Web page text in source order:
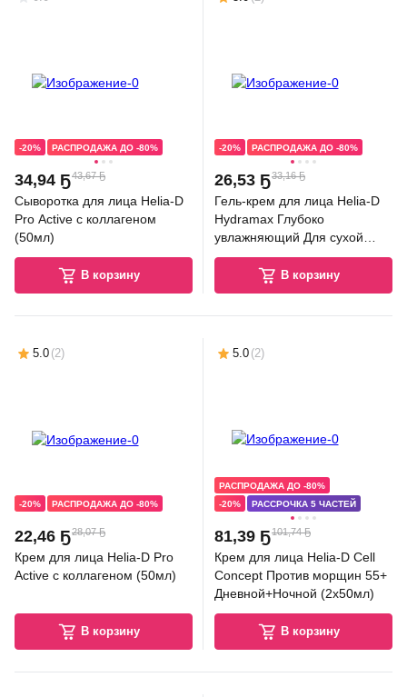
-20% РАСПРОДАЖА ДО -80%
34,94 Ҕ43,67 Ҕ
Сыворотка для лица Helia-D
Pro Active с коллагеном
(50мл)
В корзину
-20% РАСПРОДАЖА ДО -80%
26,53 Ҕ33,16 Ҕ
Гель-крем для лица Helia-D
Hydramax Глубоко
увлажняющий Для сухой
кожи (50мл)
В корзину
5.0 (2)
-20% РАСПРОДАЖА ДО -80%
22,46 Ҕ28,07 Ҕ
Крем для лица Helia-D Pro
Active с коллагеном (50мл)
В корзину
5.0 (2)
-20% РАССРОЧКА 5 ЧАСТЕЙ
РАСПРОДАЖА ДО -80%
81,39 Ҕ101,74 Ҕ
Крем для лица Helia-D Cell
Concept Против морщин 55+
Дневной+Ночной (2x50мл)
В корзину